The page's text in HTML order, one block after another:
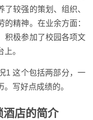
较强的策划、组织、
精神。在业余方面：
积极参加了校园各项文
。
1 这个包括两部分，一
写好点成绩的。
酒店的简介